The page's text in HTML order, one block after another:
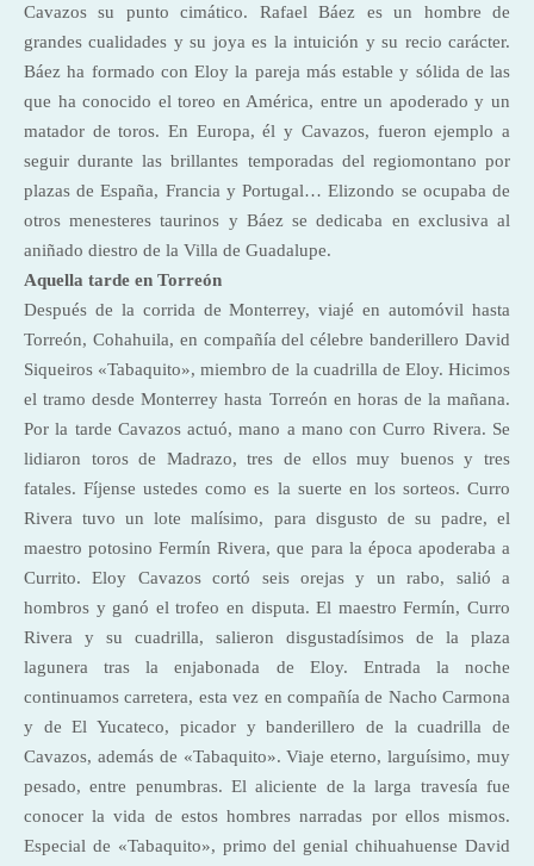
Cavazos su punto cimático. Rafael Báez es un hombre de
grandes cualidades y su joya es la intuición y su recio carácter.
Báez ha formado con Eloy la pareja más estable y sólida de las
que ha conocido el toreo en América, entre un apoderado y un
matador de toros. En Europa, él y Cavazos, fueron ejemplo a
seguir durante las brillantes temporadas del regiomontano por
plazas de España, Francia y Portugal… Elizondo se ocupaba de
otros menesteres taurinos y Báez se dedicaba en exclusiva al
aniñado diestro de la Villa de Guadalupe.
Aquella tarde en Torreón
Después de la corrida de Monterrey, viajé en automóvil hasta
Torreón, Cohahuila, en compañía del célebre banderillero David
Siqueiros «Tabaquito», miembro de la cuadrilla de Eloy. Hicimos
el tramo desde Monterrey hasta Torreón en horas de la mañana.
Por la tarde Cavazos actuó, mano a mano con Curro Rivera. Se
lidiaron toros de Madrazo, tres de ellos muy buenos y tres
fatales. Fíjense ustedes como es la suerte en los sorteos. Curro
Rivera tuvo un lote malísimo, para disgusto de su padre, el
maestro potosino Fermín Rivera, que para la época apoderaba a
Currito. Eloy Cavazos cortó seis orejas y un rabo, salió a
hombros y ganó el trofeo en disputa. El maestro Fermín, Curro
Rivera y su cuadrilla, salieron disgustadísimos de la plaza
lagunera tras la enjabonada de Eloy. Entrada la noche
continuamos carretera, esta vez en compañía de Nacho Carmona
y de El Yucateco, picador y banderillero de la cuadrilla de
Cavazos, además de «Tabaquito». Viaje eterno, larguísimo, muy
pesado, entre penumbras. El aliciente de la larga travesía fue
conocer la vida de estos hombres narradas por ellos mismos.
Especial de «Tabaquito», primo del genial chihuahuense David